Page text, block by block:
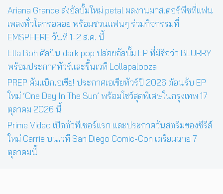
Ariana Grande ส่งอัลบั้มใหม่ petal ผลงานมาสเตอร์พีซที่แฟน
เพลงทั่วโลกรอคอย พร้อมชวนแฟนๆ ร่วมกิจกรรมที่
EMSPHERE วันที่ 1-2 ส.ค. นี้
Ella Boh ศิลปิน dark pop ปล่อยอัลบั้ม EP ที่มีชื่อว่า BLURRY
พร้อมประกาศทัวร์และขึ้นเวที Lollapalooza
PREP คัมแบ็กเอเชีย! ประกาศเอเชียทัวร์ปี 2026 ต้อนรับ EP
ใหม่ ‘One Day In The Sun’ พร้อมโชว์สุดพิเศษในกรุงเทพ 17
ตุลาคม 2026 นี้
Prime Video เปิดตัวทีเซอร์แรก และประกาศวันสตรีมของซีรีส์
ใหม่ Carrie บนเวที San Diego Comic-Con เตรียมฉาย 7
ตุลาคมนี้